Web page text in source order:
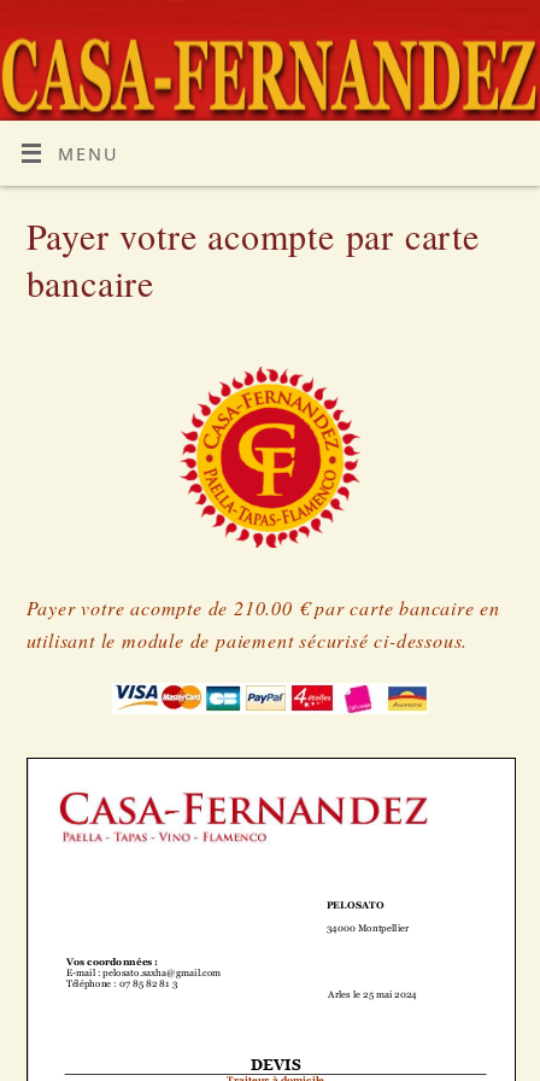
MENU
Payer votre acompte par carte
bancaire
Payer votre acompte de 210.00 € par carte bancaire en
utilisant le module de paiement sécurisé ci-dessous.